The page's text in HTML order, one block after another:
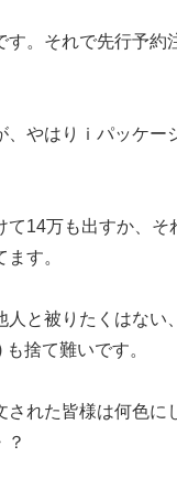
。それで先行予約
やはりｉパッケー
14万も出すか、そ
す。
と被りたくはない
捨て難いです。
れた皆様は何色に